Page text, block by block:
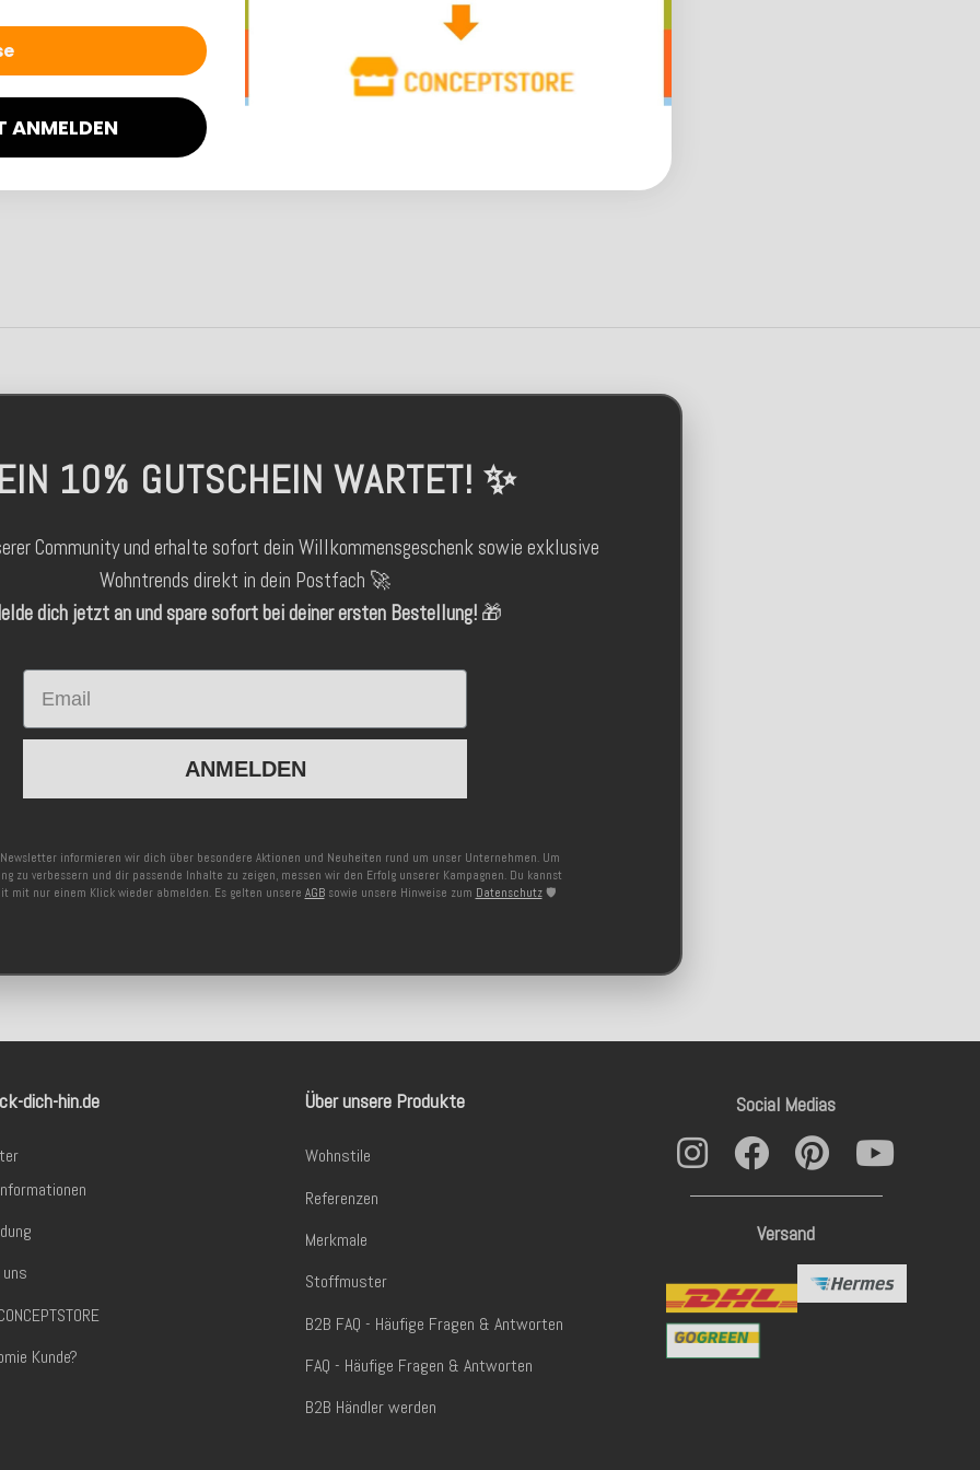
€
4 Werktage
36,99 €
10% GUTSCHEIN WARTET! ✨
Community und erhalte sofort dein Willkommensgeschenk sowie exklusive
Wohntrends direkt in dein Postfach 🚀
dich jetzt an und spare sofort bei deiner ersten Bestellung! 🎁
Email
ANMELDEN
informieren wir dich über besondere Aktionen und Neuheiten rund um unser Unternehmen. Um
zu verbessern und dir passende Inhalte zu zeigen, messen wir den Erfolg unserer Kampagnen. Du kannst
mit nur einem Klick wieder abmelden. Es gelten unsere AGBsowie unsere Hinweise zum Datenschutz🛡️
dich-hin.de
Kunde?
Über unsere Produkte
Wohnstile
Referenzen
Merkmale
Stoffmuster
B2B FAQ - Häufige Fragen & Antworten
FAQ - Häufige Fragen & Antworten
B2B Händler werden
Social Medias
Versand
ANMELDEN